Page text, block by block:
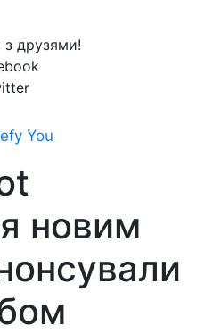
з друзями!
You
новим